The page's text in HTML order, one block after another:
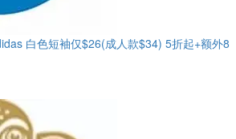
白色短袖仅$26(成人款$34) 5折起+额外8